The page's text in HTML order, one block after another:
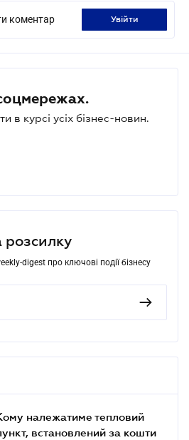
коментар увійти
в курсі усіх бізнес-новин.
розсилку
digest про ключові події бізнесу
належатиме тепловий
встановлений за кошти